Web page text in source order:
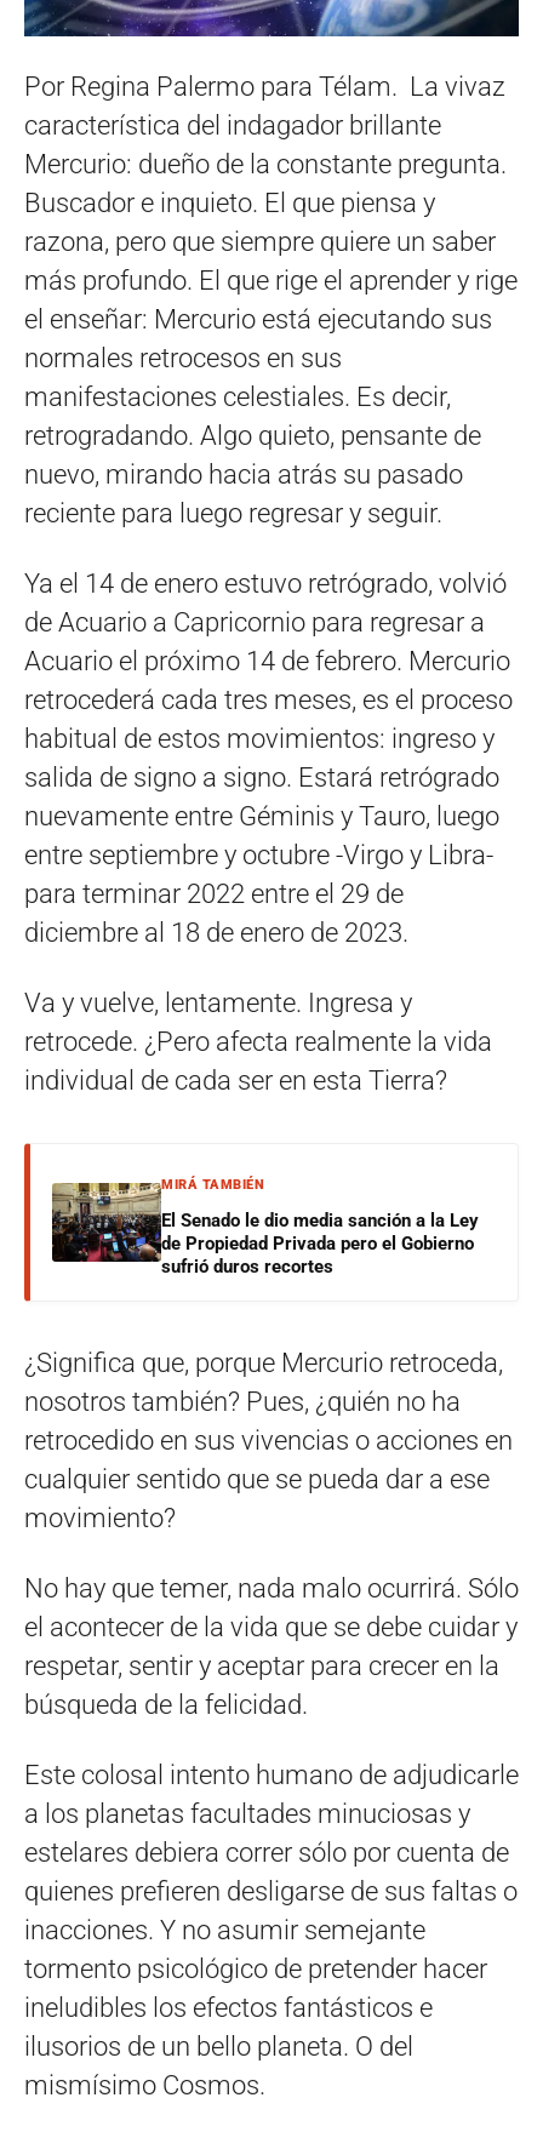
Por Regina Palermo para Télam. La vivaz
característica del indagador brillante
Mercurio: dueño de la constante pregunta.
Buscador e inquieto. El que piensa y
razona, pero que siempre quiere un saber
más profundo. El que rige el aprender y rige
el enseñar: Mercurio está ejecutando sus
normales retrocesos en sus
manifestaciones celestiales. Es decir,
retrogradando. Algo quieto, pensante de
nuevo, mirando hacia atrás su pasado
reciente para luego regresar y seguir.
Ya el 14 de enero estuvo retrógrado, volvió
de Acuario a Capricornio para regresar a
Acuario el próximo 14 de febrero. Mercurio
retrocederá cada tres meses, es el proceso
habitual de estos movimientos: ingreso y
salida de signo a signo. Estará retrógrado
nuevamente entre Géminis y Tauro, luego
entre septiembre y octubre -Virgo y Libra-
para terminar 2022 entre el 29 de
diciembre al 18 de enero de 2023.
Va y vuelve, lentamente. Ingresa y
retrocede. ¿Pero afecta realmente la vida
individual de cada ser en esta Tierra?
MIRÁ TAMBIÉN
El Senado le dio media sanción a la Ley
de Propiedad Privada pero el Gobierno
sufrió duros recortes
¿Significa que, porque Mercurio retroceda,
nosotros también? Pues, ¿quién no ha
retrocedido en sus vivencias o acciones en
cualquier sentido que se pueda dar a ese
movimiento?
No hay que temer, nada malo ocurrirá. Sólo
el acontecer de la vida que se debe cuidar y
respetar, sentir y aceptar para crecer en la
búsqueda de la felicidad.
Este colosal intento humano de adjudicarle
a los planetas facultades minuciosas y
estelares debiera correr sólo por cuenta de
quienes prefieren desligarse de sus faltas o
inacciones. Y no asumir semejante
tormento psicológico de pretender hacer
ineludibles los efectos fantásticos e
ilusorios de un bello planeta. O del
mismísimo Cosmos.